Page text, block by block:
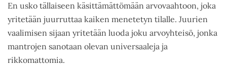
En usko tällaiseen käsittämättömään arvovaahtoon, joka
yritetään juurruttaa kaiken menetetyn tilalle. Juurien
vaalimisen sijaan yritetään luoda joku arvoyhteisö, jonka
mantrojen sanotaan olevan universaaleja ja
rikkomattomia.